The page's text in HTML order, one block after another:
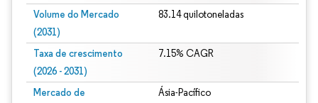
Volume do Mercado
(2031)
83.14 quilotoneladas
Taxa de crescimento
(2026 - 2031)
7.15% CAGR
Mercado de
Ásia-Pacífico